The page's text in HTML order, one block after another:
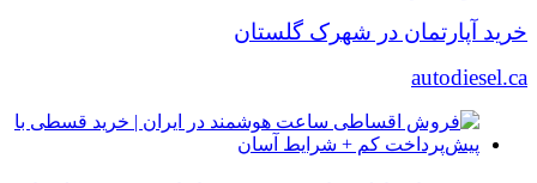
خرید آپارتمان در شهرک گلستان
autodiesel.ca